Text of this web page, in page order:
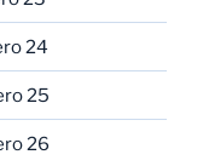
24
25
26